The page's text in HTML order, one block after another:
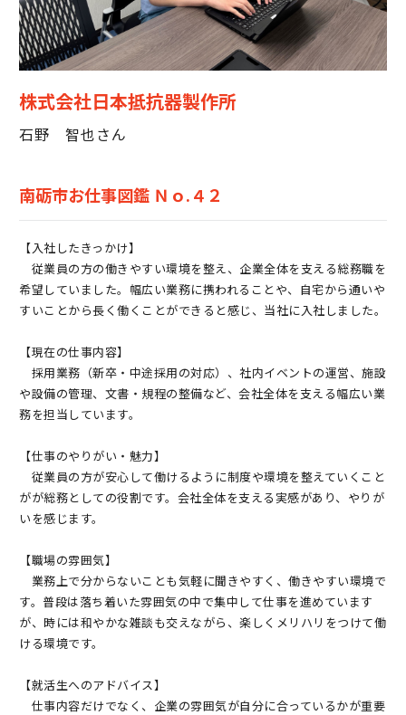
株式会社日本抵抗器製作所
石野 智也さん
南砺市お仕事図鑑 Ｎｏ.４２
【入社したきっかけ】
従業員の方の働きやすい環境を整え、企業全体を支える総務職を
希望していました。幅広い業務に携われることや、自宅から通いや
すいことから長く働くことができると感じ、当社に入社しました。
【現在の仕事内容】
採用業務（新卒・中途採用の対応）、社内イベントの運営、施設
や設備の管理、文書・規程の整備など、会社全体を支える幅広い業
務を担当しています。
【仕事のやりがい・魅力】
従業員の方が安心して働けるように制度や環境を整えていくこと
がが総務としての役割です。会社全体を支える実感があり、やりが
いを感じます。
【職場の雰囲気】
業務上で分からないことも気軽に聞きやすく、働きやすい環境で
す。普段は落ち着いた雰囲気の中で集中して仕事を進めています
が、時には和やかな雑談も交えながら、楽しくメリハリをつけて働
ける環境です。
【就活生へのアドバイス】
仕事内容だけでなく、企業の雰囲気が自分に合っているかが重要